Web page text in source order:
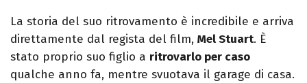
La storia del suo ritrovamento è incredibile e arriva
direttamente dal regista del film, Mel Stuart. È
stato proprio suo figlio a ritrovarlo per caso
qualche anno fa, mentre svuotava il garage di casa.